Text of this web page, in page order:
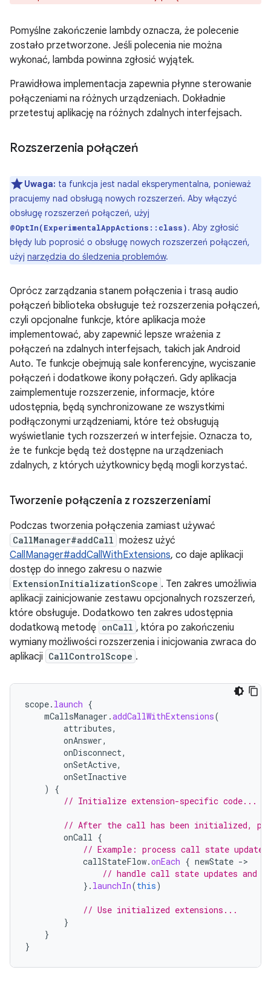
Pomyślne zakończenie lambdy oznacza, że polecenie
zostało przetworzone. Jeśli polecenia nie można
wykonać, lambda powinna zgłosić wyjątek.
Prawidłowa implementacja zapewnia płynne sterowanie
połączeniami na różnych urządzeniach. Dokładnie
przetestuj aplikację na różnych zdalnych interfejsach.
Rozszerzenia połączeń
Uwaga: ta funkcja jest nadal eksperymentalna, ponieważ
pracujemy nad obsługą nowych rozszerzeń. Aby włączyć
obsługę rozszerzeń połączeń, użyj
@OptIn(ExperimentalAppActions::class). Aby zgłosić
błędy lub poprosić o obsługę nowych rozszerzeń połączeń,
użyj narzędzia do śledzenia problemów.
Oprócz zarządzania stanem połączenia i trasą audio
połączeń biblioteka obsługuje też rozszerzenia połączeń,
czyli opcjonalne funkcje, które aplikacja może
implementować, aby zapewnić lepsze wrażenia z
połączeń na zdalnych interfejsach, takich jak Android
Auto. Te funkcje obejmują sale konferencyjne, wyciszanie
połączeń i dodatkowe ikony połączeń. Gdy aplikacja
zaimplementuje rozszerzenie, informacje, które
udostępnia, będą synchronizowane ze wszystkimi
podłączonymi urządzeniami, które też obsługują
wyświetlanie tych rozszerzeń w interfejsie. Oznacza to,
że te funkcje będą też dostępne na urządzeniach
zdalnych, z których użytkownicy będą mogli korzystać.
Tworzenie połączenia z rozszerzeniami
Podczas tworzenia połączenia zamiast używać
CallManager#addCall możesz użyć
CallManager#addCallWithExtensions, co daje aplikacji
dostęp do innego zakresu o nazwie
ExtensionInitializationScope . Ten zakres umożliwia
aplikacji zainicjowanie zestawu opcjonalnych rozszerzeń,
które obsługuje. Dodatkowo ten zakres udostępnia
dodatkową metodę onCall , która po zakończeniu
wymiany możliwości rozszerzenia i inicjowania zwraca do
aplikacji CallControlScope .
scope. launch {
mCallsManager .addCallWithExtensions(
attributes,
onAnswer,
onDisconnect,
onSetActive,
onSetInactive
)
{
// Initialize extension-specific code...
// After the call has been initialized,
onCall {
// Example: process call state updates
callStateFlow.onEach { newState -
// handle call state updates and
}. launchIn(this)
// Use initialized extensions...
}
}
}